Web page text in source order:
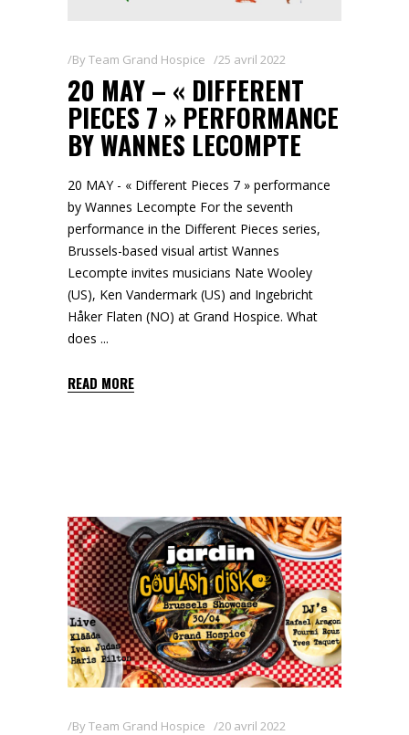
ByTeam Grand Hospice 25 avril 2022
20 MAY – « DIFFERENT
PIECES 7 » PERFORMANCE
BY WANNES LECOMPTE
20 MAY - « Different Pieces 7 » performance
by Wannes Lecompte For the seventh
performance in the Different Pieces series,
Brussels-based visual artist Wannes
Lecompte invites musicians Nate Wooley
(US), Ken Vandermark (US) and Ingebricht
Håker Flaten (NO) at Grand Hospice. What
does
READ MORE
ByTeam Grand Hospice 20 avril 2022